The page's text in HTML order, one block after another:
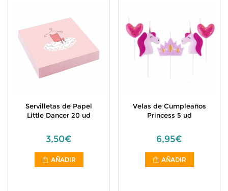
Servilletas de Papel
Little Dancer 20 ud
3,50€
AÑADIR
Velas de Cumpleaños
Princess 5 ud
6,95€
AÑADIR